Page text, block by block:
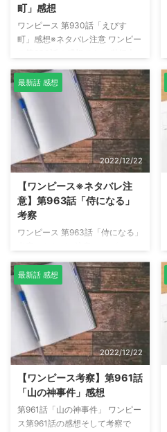
町」感想
ワンピース 第930話「えびす
町」感想※ネタバレ注意 ワンピー
い。 早くもビッグマム登場 ワノ
国編で登場する可能性が高いと予
想していましたが、早くもビッグ
マムが登場しました。 ビッグマ
ムはルフィとゼウスが目的でワノ
国へ乗り込んできたようですが、
今回の登場には色々疑問が残りま
フィとゼウスが目的で、四皇カイ
ドウの適地に船1隻で乗り込んで
きたビッグマム。ホールケーキア
イランドの守備もあるので、全戦
最新話 感想
2022/12/22
【ワンピース※ネタバレ注
意】第963話「侍になる」
考察
ワンピース 第963話「侍になる」
第963話の感想そして考察です。
※単行本派の方はネタバレにご注
意ください。 光月家とミンク族
は固い契りを交わした兄弟分 数
百年前、ミンク族と「ワノ国」光
月家の侍達は固い契りを交わし兄
弟分のようです。 どちらかに何
かが 起きた時 必ずかけつけ共に
戦う それがいつかはわからぬ
が...... 我々は...... ........................ 出
典：ワンピース第963話 ミンク族
が光月家の家紋を見ながら話して
いた台詞です。 非 ...
最新話 感想
2022/12/22
【ワンピース考察】第961話
「山の神事件」感想
第961話「山の神事件」 ワンピー
ス第961話の感想そして考察で